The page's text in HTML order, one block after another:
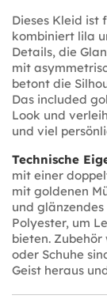
Dieses Kleid ist
kombiniert lila
Details, die
mit
betont die
Das included
Look und
und viel
Technische
mit einer
mit goldenen
und
Polyester, um
bieten.
oder Schuhe
Geist heraus